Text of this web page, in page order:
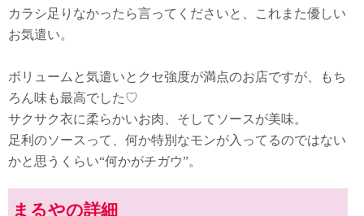
カラシ足りなかったら言ってくださいと、これまた優しい
お気遣い。
ボリュームと気遣いとクセ強度が満点のお店ですが、もち
ろん味も最高でした♡
サクサク衣に柔らかいお肉、そしてソースが美味。
足利のソースって、何か特別なモンが入ってるのではない
かと思うくらい“何かがチガウ”。
まるやの詳細